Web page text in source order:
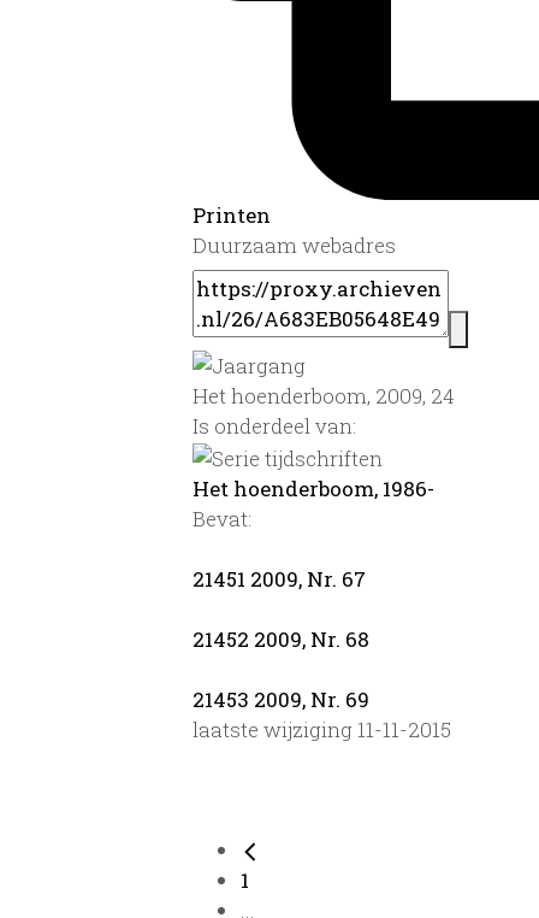
Printen
Duurzaam webadres
Het hoenderboom, 2009, 24
Is onderdeel van:
Het hoenderboom, 1986-
Bevat:
21451 2009, Nr. 67
21452 2009, Nr. 68
21453 2009, Nr. 69
laatste wijziging 11-11-2015
1
...